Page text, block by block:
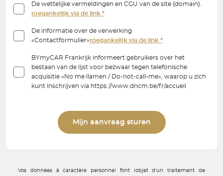
De wettelijke vermeldingen en CGU van de site {domain}.
toegankelijk via de link *
De informatie over de verwerking
«Contactformulier»toegankelijk via de link *
BYmyCAR Frankrijk informeert gebruikers over het
bestaan van de lijst voor bezwaar tegen telefonische
acquisitie «No me llamen / Do-not-call-me», waarop u zich
kunt inschrijven via https://www.dncm.be/fr/accueil
Mijn aanvraag sturen
Vos données à caractère personnel font lobjet d'un traitement de